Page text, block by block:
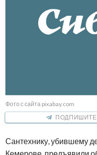
Фото с сайта pixabay.com
Сантехнику, убившему